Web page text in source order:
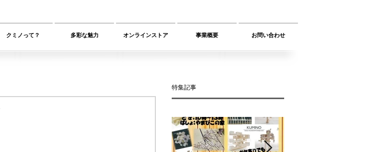
クミノって？ 多彩な魅力 オンラインストア 事業概要 お問い合わせ
特集記事